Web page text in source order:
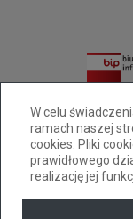
W celu
ramach naszej
cookies. Pliki
prawidłowego
realizację jej
33 812